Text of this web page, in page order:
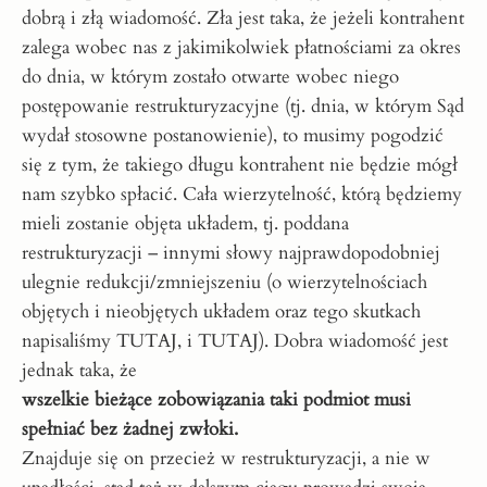
dobrą i złą wiadomość. Zła jest taka, że jeżeli kontrahent
zalega wobec nas z jakimikolwiek płatnościami za okres
do dnia, w którym zostało otwarte wobec niego
postępowanie restrukturyzacyjne (tj. dnia, w którym Sąd
wydał stosowne postanowienie), to musimy pogodzić
się z tym, że takiego długu kontrahent nie będzie mógł
nam szybko spłacić. Cała wierzytelność, którą będziemy
mieli zostanie objęta układem, tj. poddana
restrukturyzacji – innymi słowy najprawdopodobniej
ulegnie redukcji/zmniejszeniu (o wierzytelnościach
objętych i nieobjętych układem oraz tego skutkach
napisaliśmy TUTAJ, i TUTAJ). Dobra wiadomość jest
jednak taka, że
wszelkie bieżące zobowiązania taki podmiot musi
spełniać bez żadnej zwłoki.
Znajduje się on przecież w restrukturyzacji, a nie w